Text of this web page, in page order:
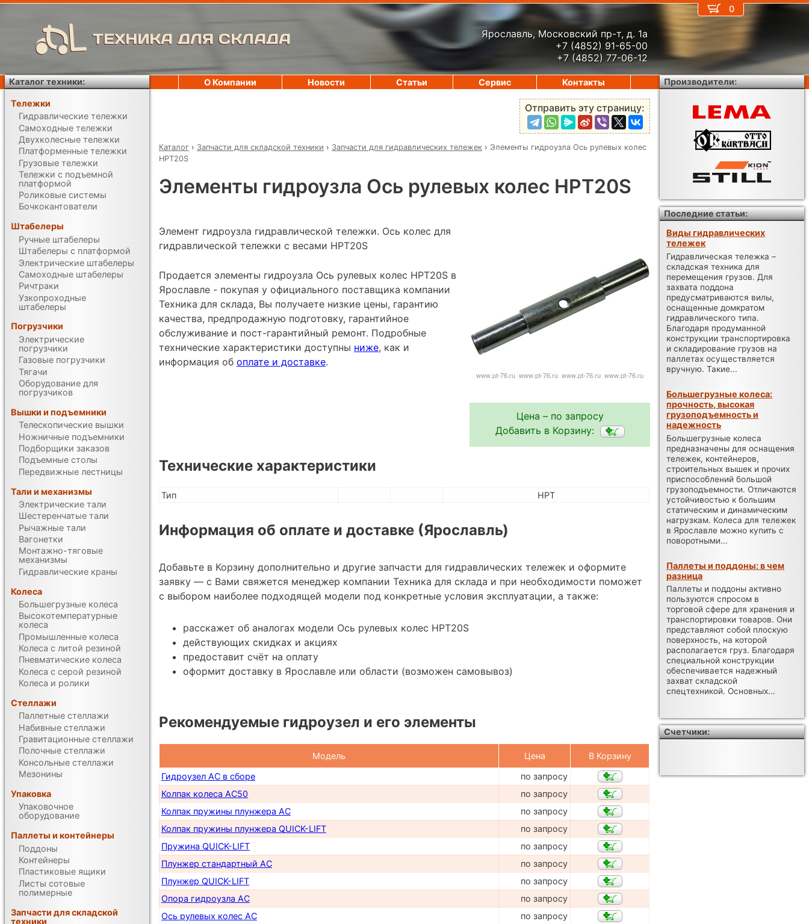
ТЕХНИКА ДЛЯ СКЛАДА
Ярославль, Московский пр-т, д. 1а
+7 (4852) 91-65-00
+7 (4852) 77-06-12
Отправить эту страницу:
Каталог › Запчасти для складской техники › Запчасти для гидравлических тележек › Элементы гидроузла Ось рулевых колес
HPT20S
Элементы гидроузла Ось рулевых колес HPT20S
Цена – по запросу
Добавить в Корзину:
Элемент гидроузла гидравлической тележки. Ось колес для
гидравлической тележки с весами HPT20S
Продается элементы гидроузла Ось рулевых колес HPT20S в
Ярославле - покупая у официального поставщика компании
Техника для склада, Вы получаете низкие цены, гарантию
качества, предпродажную подготовку, гарантийное
обслуживание и пост-гарантийный ремонт. Подробные
технические характеристики доступны ниже, как и
информация об оплате и доставке.
Технические характеристики
Тип HPT
Информация об оплате и доставке (Ярославль)
Добавьте в Корзину дополнительно и другие запчасти для гидравлических тележек и оформите
заявку — с Вами свяжется менеджер компании Техника для склада и при необходимости поможет
с выбором наиболее подходящей модели под конкретные условия эксплуатации, а также:
расскажет об аналогах модели Ось рулевых колес HPT20S
действующих скидках и акциях
предоставит счёт на оплату
оформит доставку в Ярославле или области (возможен самовывоз)
Рекомендуемые гидроузел и его элементы
Модель Цена
В Корзину
Гидроузел AC в сборе
по запросу
Колпак колеса AC50
по запросу
Колпак пружины плунжера AC
по запросу
Колпак пружины плунжера QUICK-LIFT
по запросу
Пружина QUICK-LIFT
по запросу
Плунжер стандартный AC
по запросу
Плунжер QUICK-LIFT
по запросу
Опора гидроузла AC
по запросу
Ось рулевых колес AC
по запросу
0
О Компании Новости Статьи Сервис Контакты
Каталог техники:
Тележки
Гидравлические тележки
Самоходные тележки
Двухколесные тележки
Платформенные тележки
Грузовые тележки
Тележки с подъемной
платформой
Роликовые системы
Бочкокантователи
Штабелеры
Ручные штабелеры
Штабелеры с платформой
Электрические штабелеры
Самоходные штабелеры
Ричтраки
Узкопроходные
штабелеры
Погрузчики
Электрические
погрузчики
Газовые погрузчики
Тягачи
Оборудование для
погрузчиков
Вышки и подъемники
Телескопические вышки
Ножничные подъемники
Подборщики заказов
Подъемные столы
Передвижные лестницы
Тали и механизмы
Электрические тали
Шестеренчатые тали
Рычажные тали
Вагонетки
Монтажно-тяговые
механизмы
Гидравлические краны
Колеса
Большегрузные колеса
Высокотемпературные
колеса
Промышленные колеса
Колеса с литой резиной
Пневматические колеса
Колеса с серой резиной
Колеса и ролики
Стеллажи
Паллетные стеллажи
Набивные стеллажи
Гравитационные стеллажи
Полочные стеллажи
Консольные стеллажи
Мезонины
Упаковка
Упаковочное
оборудование
Паллеты и контейнеры
Поддоны
Контейнеры
Пластиковые ящики
Листы сотовые
полимерные
Запчасти для складской
техники
Производители:
Последние статьи:
Виды гидравлических
тележек
Гидравлическая тележка –
складская техника для
перемещения грузов. Для
захвата поддона
предусматриваются вилы,
оснащенные домкратом
гидравлического типа.
Благодаря продуманной
конструкции транспортировка
и складирование грузов на
паллетах осуществляется
вручную. Такие...
Большегрузные колеса:
прочность, высокая
грузоподъемность и
надежность
Большегрузные колеса
предназначены для оснащения
тележек, контейнеров,
строительных вышек и прочих
приспособлений большой
грузоподъемности. Отличаются
устойчивостью к большим
статическим и динамическим
нагрузкам. Колеса для тележек
в Ярославле можно купить с
поворотными...
Паллеты и поддоны: в чем
разница
Паллеты и поддоны активно
пользуются спросом в
торговой сфере для хранения и
транспортировки товаров. Они
представляют собой плоскую
поверхность, на которой
располагается груз. Благодаря
специальной конструкции
обеспечивается надежный
захват складской
спецтехникой. Основных...
Счетчики: